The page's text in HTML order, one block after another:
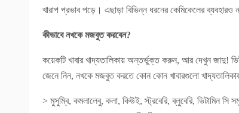
খারাপ প্রভাব পড়ে। এছাড়া বিভিন্ন ধরনের কেমিকেলের
কীভাবে নখকে মজবুত করবেন?
কয়েকটি খাবার খাদ্যতালিকায় অন্তর্ভুক্ত করুন, আর দেখুন জাদু!
জেনে নিন, নখকে মজবুত করতে কোন কোন খাবারগুলো
> মুসুম্বি, কমলালেবু, কলা, কিউই, স্ট্রবেরি, ব্লুবেরি, ভিটামিন